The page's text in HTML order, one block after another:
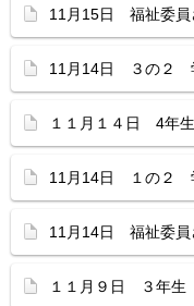
11月15日 福祉委員
11月14日 ３の２
１１月１４日 4年生
11月14日 １の２
11月14日 福祉委員
１１月９日 ３年